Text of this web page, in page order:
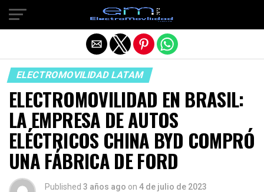
ELECTROMOVILIDAD LATAM
ELECTROMOVILIDAD EN BRASIL:
LA EMPRESA DE AUTOS
ELÉCTRICOS CHINA BYD COMPRÓ
UNA FÁBRICA DE FORD
Published 3 años ago on 4 de julio de 2023
Salir de la versión móvil